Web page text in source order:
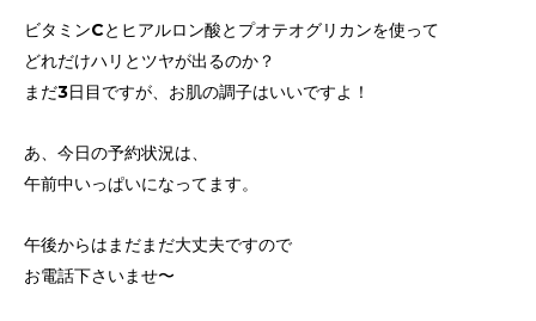
ビタミンCとヒアルロン酸とプオテオグリカンを使って
どれだけハリとツヤが出るのか？
まだ3日目ですが、お肌の調子はいいですよ！
あ、今日の予約状況は、
午前中いっぱいになってます。
午後からはまだまだ大丈夫ですので
お電話下さいませ〜